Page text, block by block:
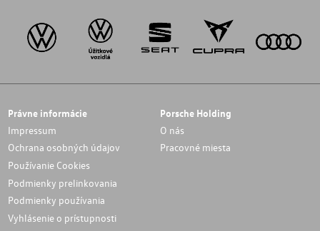
Právne informácie
Impressum
Ochrana osobných údajov
Používanie Cookies
Podmienky prelinkovania
Podmienky používania
Vyhlásenie o prístupnosti
Porsche Holding
O nás
Pracovné miesta